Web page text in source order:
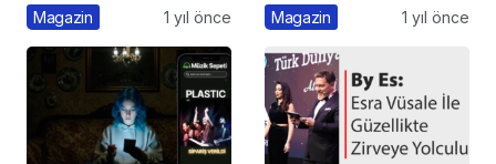
Magazin 1 yıl önce
Trend: Telefonsuz
Magazin 1 yıl önce